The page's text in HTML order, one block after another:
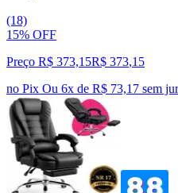
(18)
15% OFF
Preço R$ 373,15R$ 373,15
no Pix Ou 6x de R$ 73,17 sem